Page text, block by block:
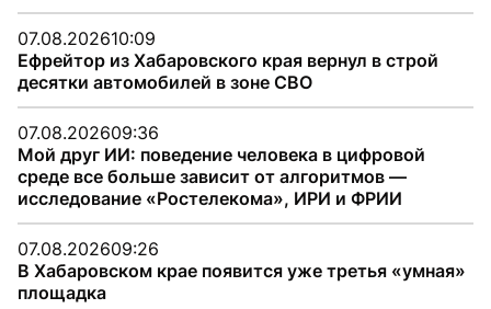
07.08.202610:09
Ефрейтор из Хабаровского края вернул в строй
десятки автомобилей в зоне СВО
07.08.202609:36
Мой друг ИИ: поведение человека в цифровой
среде все больше зависит от алгоритмов —
исследование «Ростелекома», ИРИ и ФРИИ
07.08.202609:26
В Хабаровском крае появится уже третья «умная»
площадка